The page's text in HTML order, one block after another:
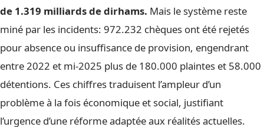
de 1.319 milliards de dirhams. Mais le système reste
miné par les incidents: 972.232 chèques ont été rejetés
pour absence ou insuffisance de provision, engendrant
entre 2022 et mi-2025 plus de 180.000 plaintes et 58.000
détentions. Ces chiffres traduisent l’ampleur d’un
problème à la fois économique et social, justifiant
l’urgence d’une réforme adaptée aux réalités actuelles.